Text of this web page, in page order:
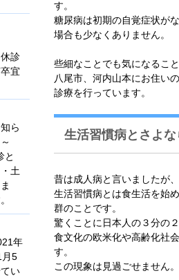
す。
糖尿病は初期の自覚症状が
場合も少なくありません。
些細なことでも気になるこ
八尾市、河内山本にお住い
診療を行っています。
生活習慣病とさよな
昔は成人病と言いましたが
生活習慣病とは食生活を始
群のことです。
驚くことに日本人の３分の
食文化の欧米化や高齢化社
す。
この現象は見過ごせません。
診
宜
ら
と
土
年
月5
い